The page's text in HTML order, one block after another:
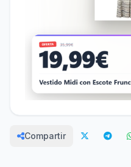
Compartir